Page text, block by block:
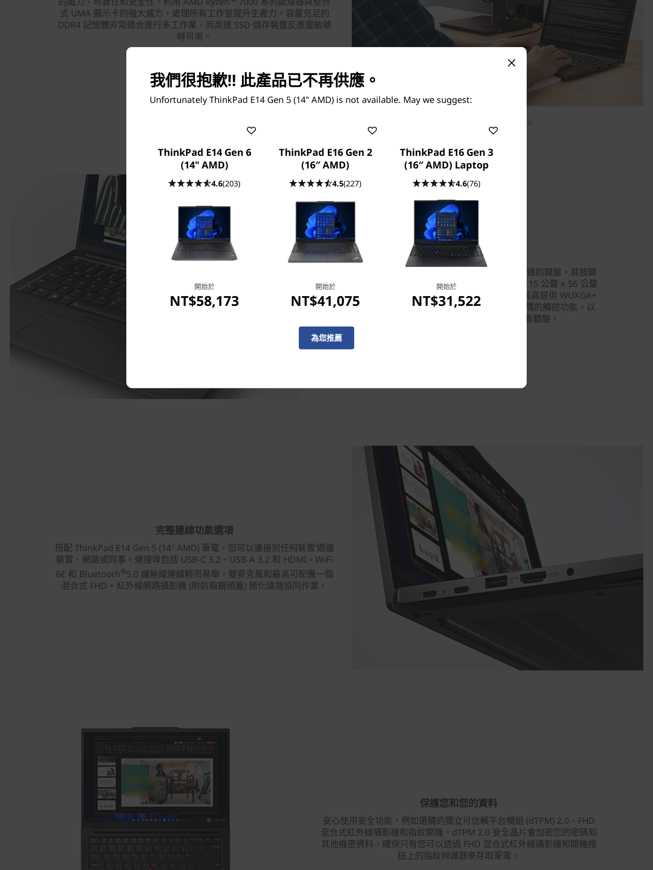
Monitor is sold separately.
式 UMA 顯示卡的強大威力，處理所有工作並提升生產力。容量充足的
DDR4 記憶體非常適合進行多工作業，而高速 SSD 儲存裝置反應靈敏隨
時可用。
盡享優質體驗
ThinkPad E14 Gen 5 (14″ AMD) 筆電具有更大、更舒適的鍵盤。其按鍵
具有更佳的行程和間距有助於防止意外輸入。平滑的 115 公釐 x 56 公釐
軌跡板改善了螢幕瀏覽體驗。而令人驚豔的 14″ 螢幕最高提供 WUXGA+
(2240 x 1400) 解析度，其具備 100% sRGB 色域、選購的觸控功能，以
及硬體式的低藍光認證提供清晰、舒適的觀看體驗。
完整連線功能選項
搭配 ThinkPad E14 Gen 5 (14″ AMD) 筆電，您可以連接到任何裝置’週邊
裝置、網路或同事。連接埠包括 USB-C 3.2、USB-A 3.2 和 HDMI。WiFi
6E 和 Bluetooth®5.0 讓無線連線輕而易舉，雙麥克風和最高可配備一個
混合式 FHD + 紅外線網路攝影機 (附防窺鏡頭蓋) 簡化遠端協同作業。
保護您和您的資料
安心使用安全功能，例如選購的獨立可信賴平台模組 (dTPM) 2.0、FHD
混合式紅外線攝影機和指紋開機。dTPM 2.0 安全晶片會加密您的密碼和
其他機密資料，確保只有您可以透過 FHD 混合式紅外線攝影機和開機按
鈕上的指紋辨識器來存取筆電。
我們很抱歉!! 此產品已不再供應。
Unfortunately ThinkPad E14 Gen 5 (14" AMD) is not available. May we suggest:
ThinkPad E14 Gen 6
(14" AMD)
4.6(203)
開始於
NT$58,173
ThinkPad E16 Gen 2
(16″ AMD)
4.5(227)
開始於
NT$41,075
ThinkPad E16 Gen 3
(16″ AMD) Laptop
4.6(76)
開始於
NT$31,522
為您推薦